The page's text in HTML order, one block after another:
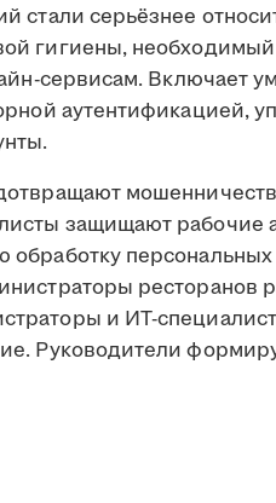
стали серьёзнее
гигиены,
сервисам. Включает
аутентификацией,
защищают рабочие
ресторанов
и ИТ-
Руководители